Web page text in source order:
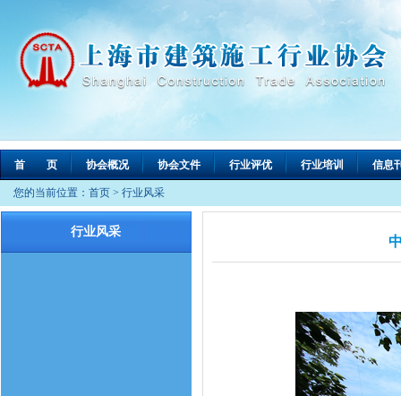
首 页 协会概况 协会文件 行业评优 行业培训 信息
您的当前位置： 首页 > 行业风采
行业风采